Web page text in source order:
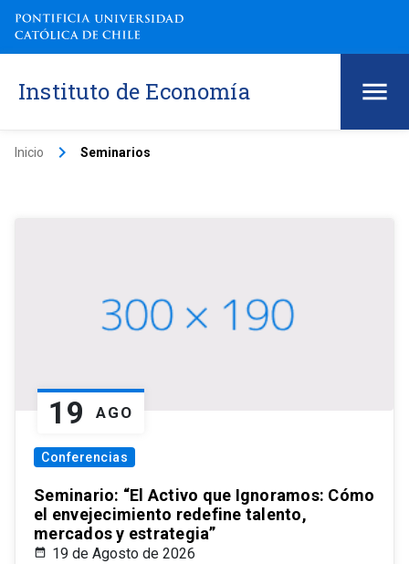
Instituto de Economía
Inicio keyboard_arrow_right Seminarios
19 AGO
Conferencias
Seminario: “El Activo que Ignoramos: Cómo
el envejecimiento redefine talento,
mercados y estrategia”
19 de Agosto de 2026